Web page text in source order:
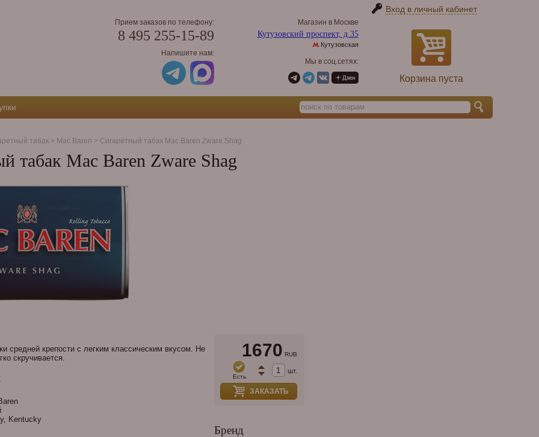
Вход в личный кабинет
Корзина пуста
Магазин в Москве
Кутузовский проспект, д.35
Кутузовская
Мы в соц.сетях:
Прием заказов по телефону:
8 495 255-15-89
Напишите нам:
табак> Mac Baren > Сигаретный табак Mac Baren Zware Shag
табак Mac Baren Zware Shag
средней крепости с легким классическим вкусом. Не
скручивается.
Kentucky
1670 RUB
Есть
шт.
ЗАКАЗАТЬ
Бренд